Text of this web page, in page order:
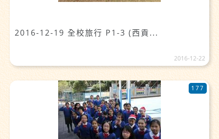
2016-12-19 全校旅行 P1-3 (西貢...
2016-12-22
177